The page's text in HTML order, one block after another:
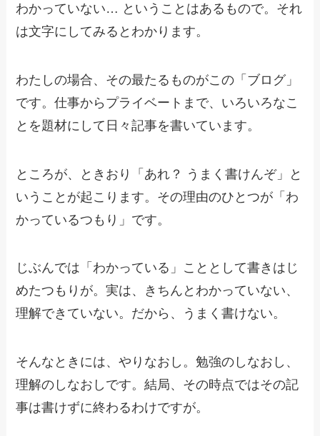
わかっていない… ということはあるもので。それ
は文字にしてみるとわかります。
わたしの場合、その最たるものがこの「ブログ」
です。仕事からプライベートまで、いろいろなこ
とを題材にして日々記事を書いています。
ところが、ときおり「あれ？ うまく書けんぞ」と
いうことが起こります。その理由のひとつが「わ
かっているつもり」です。
じぶんでは「わかっている」こととして書きはじ
めたつもりが。実は、きちんとわかっていない、
理解できていない。だから、うまく書けない。
そんなときには、やりなおし。勉強のしなおし、
理解のしなおしです。結局、その時点ではその記
事は書けずに終わるわけですが。